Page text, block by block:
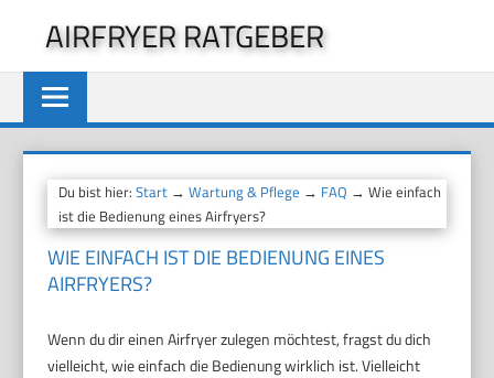
springen
AIRFRYER RATGEBER
Du bist hier:Start →Wartung & Pflege → FAQ → Wie einfach
ist die Bedienung eines Airfryers?
WIE EINFACH IST DIE BEDIENUNG EINES
AIRFRYERS?
Wenn du dir einen Airfryer zulegen möchtest, fragst du dich
vielleicht, wie einfach die Bedienung wirklich ist. Vielleicht